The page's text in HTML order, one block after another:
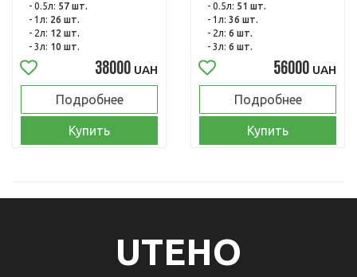
- 0.5л: 57 шт.
- 1л: 26 шт.
- 2л: 12 шт.
- 3л: 10 шт.
38000 UAH
Подробнее
Купить
- 0.5л: 51 шт.
- 1л: 36 шт.
- 2л: 6 шт.
- 3л: 6 шт.
56000 UAH
Подробнее
Купить
UTEHO